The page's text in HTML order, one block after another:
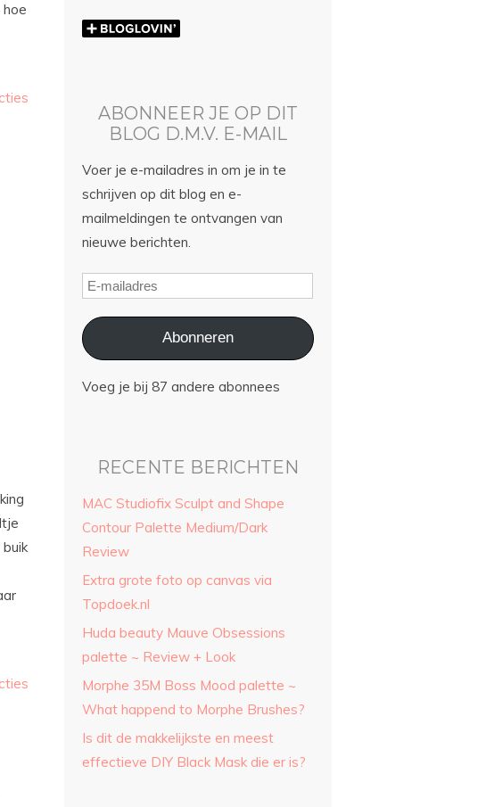
hoe
ABONNEER JE OP DIT
BLOG D.M.V. E-MAIL
Voer je e-mailadres in om je in te
schrijven op dit blog en e-
mailmeldingen te ontvangen van
nieuwe berichten.
Abonneren
Voeg je bij 87 andere abonnees
RECENTE BERICHTEN
MAC Studiofix Sculpt and Shape
Contour Palette Medium/Dark
Review
Extra grote foto op canvas via
Topdoek.nl
Huda beauty Mauve Obsessions
palette ~ Review + Look
Morphe 35M Boss Mood palette ~
What happend to Morphe Brushes?
Is dit de makkelijkste en meest
effectieve DIY Black Mask die er is?